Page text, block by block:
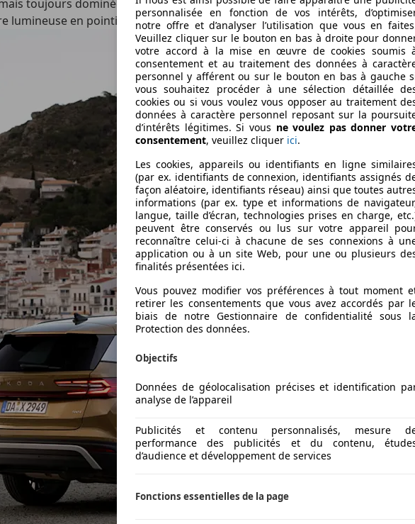
toujours dominée par une grande calandre et un capot sculpté. De part
lumineuse en pointillé qui se poursuit dans la calandre.
personnalisée en fonction de vos intérêts,
notre offre et d’analyser l’utilisation que vous en
Veuillez cliquer sur le bouton en bas à droite pour
votre accord à la mise en œuvre de cookies soumis
consentement et au traitement des données à
personnel y afférent ou sur le bouton en bas à gauche
vous souhaitez procéder à une sélection détaillée
cookies ou si vous voulez vous opposer au traitement
données à caractère personnel reposant sur la
d’intérêts légitimes. Si vous ne voulez pas donner
consentement, veuillez cliquer ici.
Les cookies, appareils ou identifiants en ligne
(par ex. identifiants de connexion, identifiants assignés
façon aléatoire, identifiants réseau) ainsi que toutes
informations (par ex. type et informations de
langue, taille d’écran, technologies prises en charge,
peuvent être conservés ou lus sur votre appareil
reconnaître celui-ci à chacune de ses connexions à
application ou à un site Web, pour une ou plusieurs
finalités présentées ici.
Vous pouvez modifier vos préférences à tout moment
retirer les consentements que vous avez accordés par
biais de notre Gestionnaire de confidentialité sous
Protection des données.
Objectifs
Données de géolocalisation précises et identification
analyse de l’appareil
Publicités et contenu personnalisés, mesure
performance des publicités et du contenu,
d’audience et développement de services
Fonctions essentielles de la page